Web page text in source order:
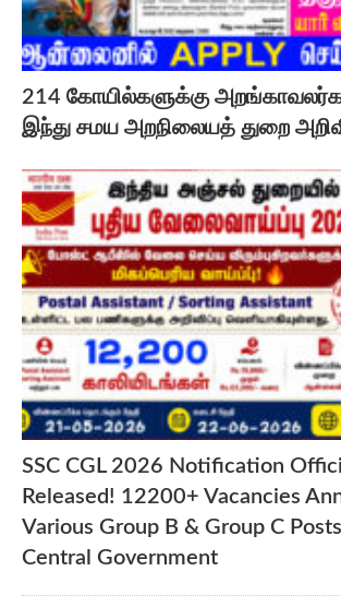
214 கோயில்களுக்கு
இந்து சமய அறநிலையத் துறை
SSC CGL 2026 Notification
Released! 12200+ Vacancies
Various Group B & Group C
Central Government